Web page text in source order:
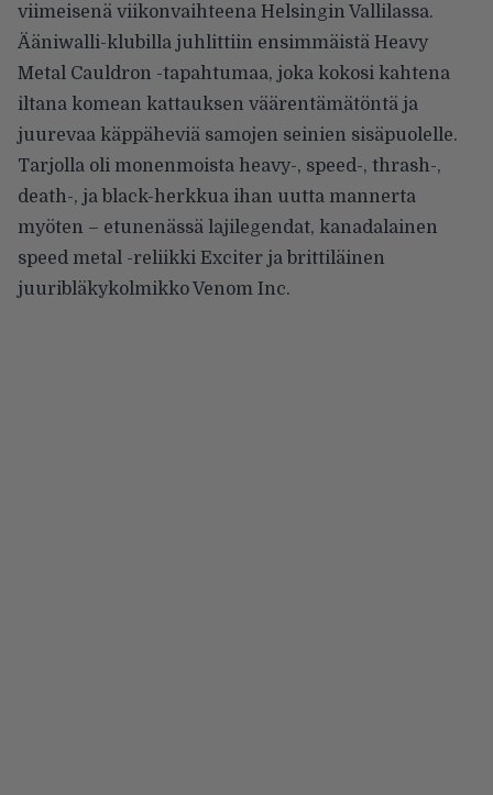
viimeisenä viikonvaihteena Helsingin Vallilassa.
Ääniwalli-klubilla juhlittiin ensimmäistä Heavy
Metal Cauldron -tapahtumaa, joka kokosi kahtena
iltana komean kattauksen väärentämätöntä ja
juurevaa käppäheviä samojen seinien sisäpuolelle.
Tarjolla oli monenmoista heavy-, speed-, thrash-,
death-, ja black-herkkua ihan uutta mannerta
myöten – etunenässä lajilegendat, kanadalainen
speed metal -reliikki Exciter ja brittiläinen
juuribläkykolmikko Venom Inc.